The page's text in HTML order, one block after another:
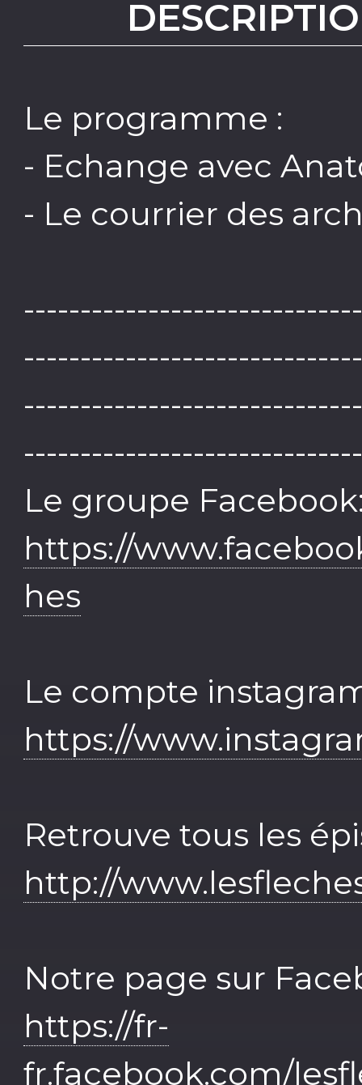
Le programme :
- Echange avec
- Le courrier des
Le groupe
https://
hes
Le compte
https://
Retrouve tous les
http://
Notre page sur
https://fr-
fr.facebook.com/